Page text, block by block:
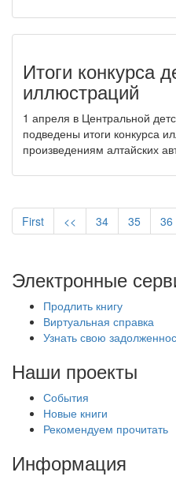
Итоги конкурса
иллюстраций
1 апреля в Центральной
подведены итоги конкурса
произведениям алтайских
First << 34 35 36
Электронные
Продлить книгу
Виртуальная справка
Узнать свою
Наши проекты
События
Новые книги
Рекомендуем прочитать
Информация